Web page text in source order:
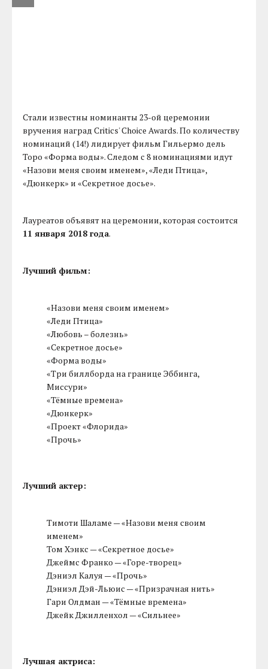
Стали известны номинанты 23-ой церемонии
вручения наград Critics' Choice Awards. По количеству
номинаций (14!) лидирует фильм Гильермо дель
Торо «Форма воды». Следом с 8 номинациями идут
«Назови меня своим именем», «Леди Птица»,
«Дюнкерк» и «Секретное досье».
Лауреатов объявят на церемонии, которая состоится
11 января 2018 года.
Лучший фильм:
«Назови меня своим именем»
«Леди Птица»
«Любовь – болезнь»
«Секретное досье»
«Форма воды»
«Три биллборда на границе Эббинга,
Миссури»
«Тёмные времена»
«Дюнкерк»
«Проект «Флорида»
«Прочь»
Лучший актер:
Тимоти Шаламе — «Назови меня своим
именем»
Том Хэнкс — «Секретное досье»
Джеймс Франко — «Горе-творец»
Дэниэл Калуя — «Прочь»
Дэниэл Дэй-Льюис — «Призрачная нить»
Гари Олдман — «Тёмные времена»
Джейк Джилленхол — «Сильнее»
Лучшая актриса: